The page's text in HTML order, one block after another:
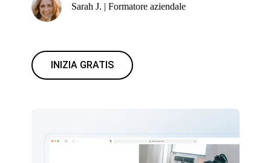
Sarah J. | Formatore aziendale
INIZIA GRATIS